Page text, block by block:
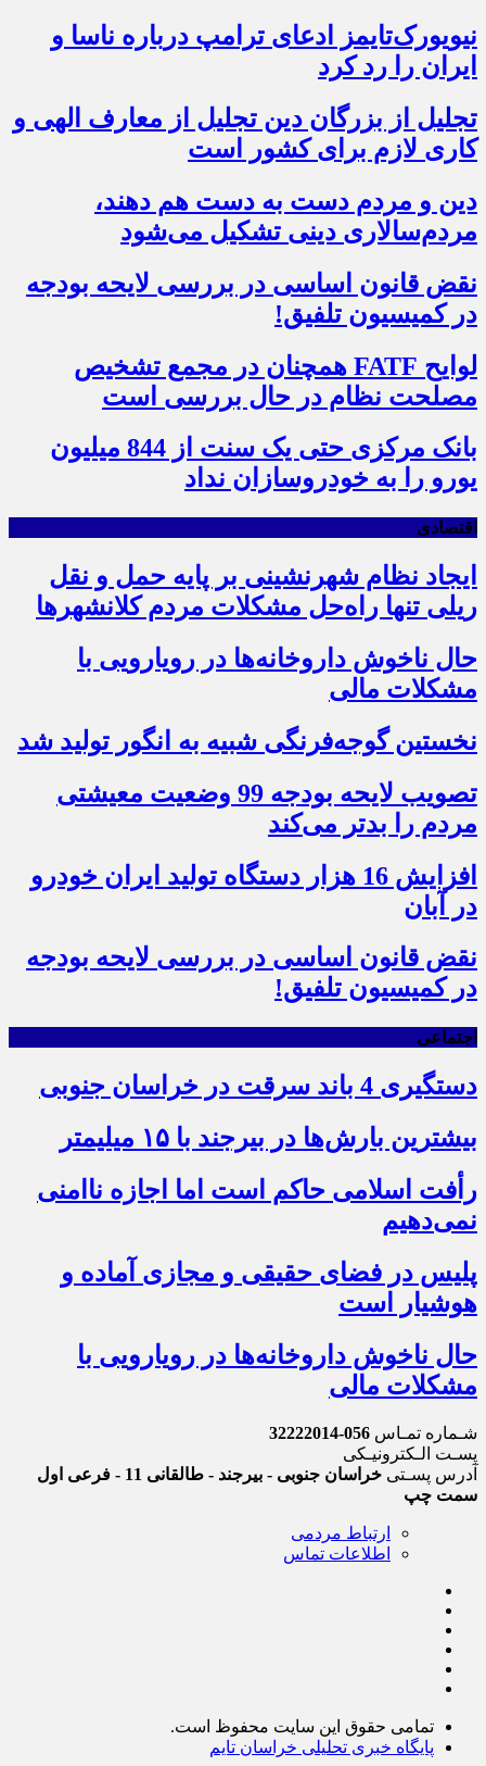
نیویورک‌تایمز ادعای ترامپ درباره ناسا و
ایران را رد کرد
تجلیل از بزرگان دین تجلیل از معارف الهی و
کاری لازم برای کشور است
دین و مردم دست به‌ دست هم دهند،
مردم‌سالاری دینی تشکیل می‌شود
نقض قانون اساسی در بررسی لایحه بودجه
در کمیسیون تلفیق!
لوایح FATF همچنان در مجمع تشخیص
مصلحت نظام در حال بررسی است
بانک مرکزی حتی یک سنت از 844 میلیون
یورو را به خودروسازان نداد
اقتصادی
ایجاد نظام شهرنشینی بر پایه حمل و نقل
ریلی تنها راه‌حل مشکلات مردم کلانشهرها
حال ناخوش داروخانه‌ها در رویارویی با
مشکلات مالی
نخستین گوجه‌فرنگی شبیه به انگور تولید شد
تصویب لایحه بودجه 99 وضعیت معیشتی
مردم را بدتر می‌کند
افزایش 16 هزار دستگاه تولید ایران خودرو
در آبان
نقض قانون اساسی در بررسی لایحه بودجه
در کمیسیون تلفیق!
اجتماعی
دستگیری 4 باند سرقت در خراسان جنوبی
بیشترین بارش‌ها در بیرجند با ۱۵ میلیمتر
رأفت اسلامی حاکم است اما اجازه ناامنی
نمی‌دهیم
پلیس در فضای حقیقی و مجازی آماده و
هوشیار است
حال ناخوش داروخانه‌ها در رویارویی با
مشکلات مالی
شـماره تمـاس 056-32222014
پسـت الـکترونیـکی
آدرس پسـتی
خراسان جنوبی - بیرجند - طالقانی 11 - فرعی اول
سمت چپ
ارتباط مردمی
اطلاعات تماس
تمامی حقوق این سایت محفوظ است.
پایگاه خبری تحلیلی خراسان تایم